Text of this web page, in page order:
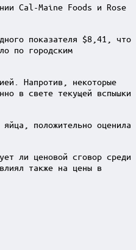
Cal-Maine Foods и Rose
показателя $8,41, что
по городским
Напротив, некоторые
в свете текущей вспышки
положительно оценила
ли ценовой сговор среди
также на цены в